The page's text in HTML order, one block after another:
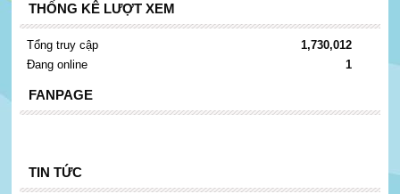
THỐNG KÊ LƯỢT XEM
Tổng truy cập
1,730,012
Đang online
1
FANPAGE
TIN TỨC